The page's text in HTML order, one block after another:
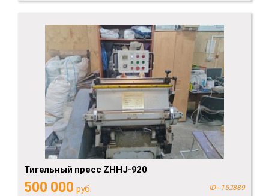
Тигельный пресс ZHHJ-920
500 000 руб. ID - 152889